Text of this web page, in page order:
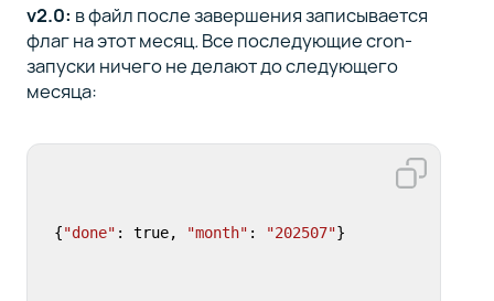
v2.0: в файл после завершения записывается
флаг на этот месяц. Все последующие cron-
запуски ничего не делают до следующего
месяца:
{"done" : true, "month" : "202507"}